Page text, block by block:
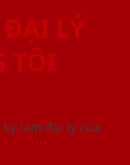
LÝ
TÔI
làm đại lý của